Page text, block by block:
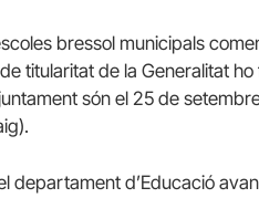
bressol municipals
titularitat de la Generalitat
són el 25 de
departament d’Educació